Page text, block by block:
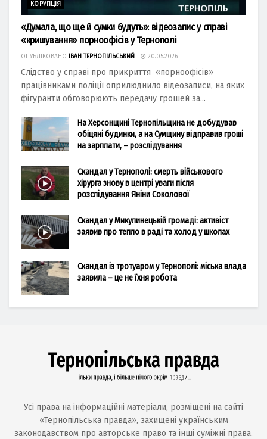
КОРУПЦІЯ
«Думала, що ще й сумки будуть»: відеозапис у справі
«кришування» порноофісів у Тернополі
ОПУБЛІКОВАНО ІВАН ТЕРНОПІЛЬСЬКИЙ 20.05.2026
Слідство у справі про прикриття «порноофісів»
працівниками поліції оприлюднило відеозаписи, на яких
фігуранти обговорюють передачу грошей за...
На Херсонщині Тернопільщина не добудував
обіцяні будинки, а на Сумщину відправив гроші
на зарплати, – розслідування
Скандал у Тернополі: смерть військового
хірурга знову в центрі уваги після
розслідування Яніни Соколової
Скандал у Микулинецькій громаді: активіст
заявив про тепло в раді та холод у школах
Скандал із тротуаром у Тернополі: міська влада
заявила – це не їхня робота
Усі права на інформаційні матеріали, розміщені на сайті
«Тернопільська правда», захищені українським
законодавством про авторське право та інші суміжні права.